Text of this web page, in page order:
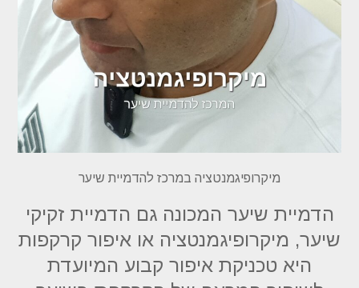
מיקרופיגמנטציה במרכז להדמיית שיער
הדמיית שיער המכונה גם הדמיית זקיקי
שיער, מיקרופיגמנטציה או איפור קרקפות
היא טכניקת איפור קבוע המיועדת